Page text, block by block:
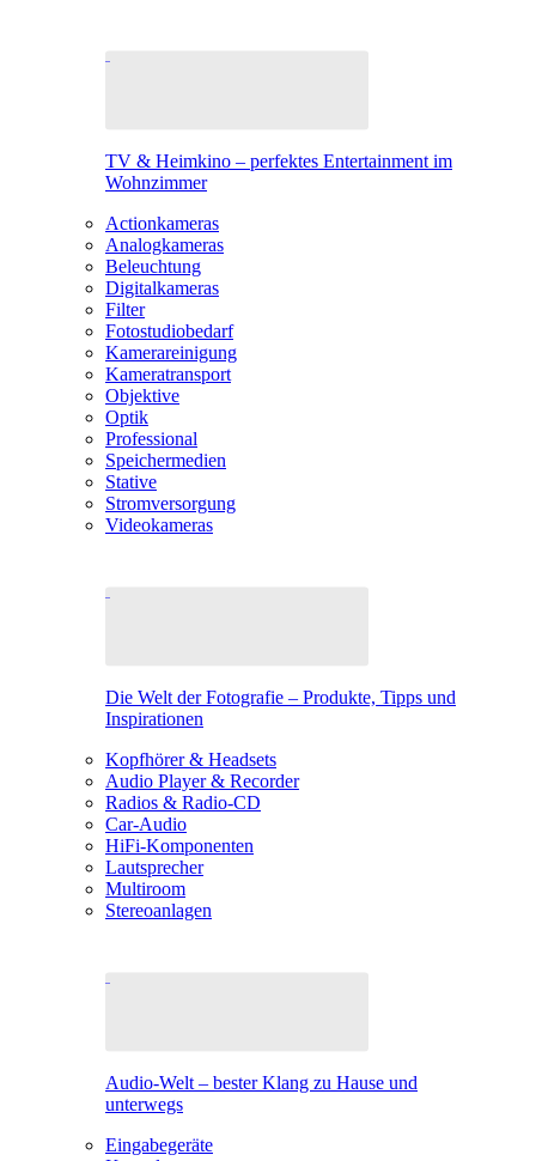
TV & Heimkino – perfektes Entertainment im
Wohnzimmer
Actionkameras
Analogkameras
Beleuchtung
Digitalkameras
Filter
Fotostudiobedarf
Kamerareinigung
Kameratransport
Objektive
Optik
Professional
Speichermedien
Stative
Stromversorgung
Videokameras
Die Welt der Fotografie – Produkte, Tipps und
Inspirationen
Kopfhörer & Headsets
Audio Player & Recorder
Radios & Radio-CD
Car-Audio
HiFi-Komponenten
Lautsprecher
Multiroom
Stereoanlagen
Audio-Welt – bester Klang zu Hause und
unterwegs
Eingabegeräte